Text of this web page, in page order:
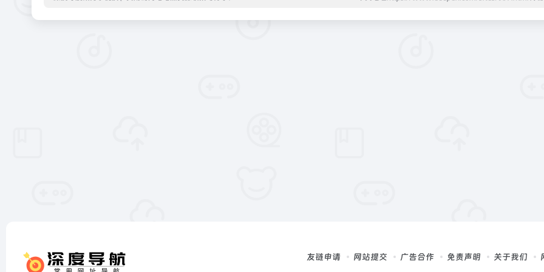
友链申请 网站提交 广告合作 免责声明 关于我们